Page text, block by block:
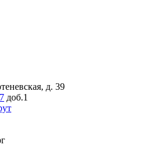
д. 39
доб.1